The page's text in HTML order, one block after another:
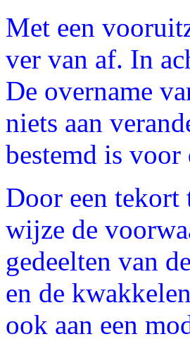
Met een
ver van af. In
De overname
niets aan
bestemd is
Door een tekort
wijze de
gedeelten van
en de
ook aan een